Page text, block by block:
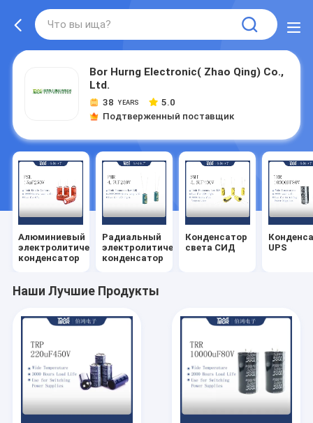
Bor Hurng Electronic( Zhao Qing) Co.,
Ltd.
38 YEARS
5.0
Подтверженный поставщик
Алюминиевый
электролитический
конденсатор
Радиальный
электролитический
конденсатор
Конденсатор
света СИД
UPS
Наши Лучшие Продукты